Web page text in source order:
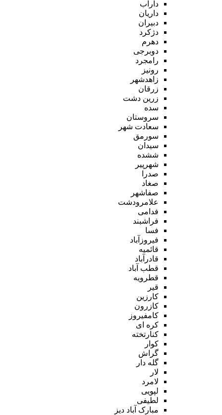
داراب
داریان
دبیران
دژکرد
دهرم
دوبرجی
رامجرد
رونیز
زاهدشهر
زرقان
زرین دشت
سده
سروستان
سعادت شهر
سورمق
سیدان
ششده
شهرپیر
صدرا
صغاد
صفاشهر
علامرودشت
فدامی
فراشبند
فسا
فیروزآباد
قائمیه
قادرآباد
قطب آباد
قطرویه
قیر
کارزین
کازرون
کامفیروز
کره ای
کنارتخته
کوار
گراش
گله دار
لار
لامرد
لپویی
لطیفی
مبارک آباد دیز